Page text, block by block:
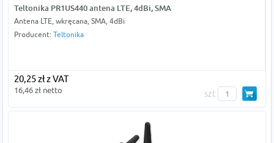
Teltonika PR1US440 antena LTE, 4dBi, SMA
Antena LTE, wkręcana, SMA, 4dBi
Producent: Teltonika
20,25 zł z VAT
16,46 zł netto szt